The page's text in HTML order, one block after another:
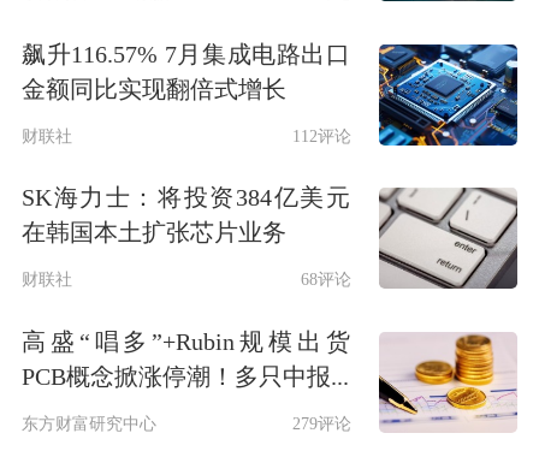
研。作为一家从事新型
电子
浆料的国内
正银领域领先企业，帝科股份在收购整
合江苏晶凯后，相比存储行业同行有哪
被机构关注。
帝科股份表示，前述收购完成后，公司
存储业务将成为行业内为数不多实现贯
穿DRAM芯片应用性开发设计、晶圆测
试分选、存储封装测试一体化布局且规
飙升116.57% 7月集成电路出口
金额同比实现翻倍式增长
财联社 112评论
SK海力士：将投资384亿美元
在韩国本土扩张芯片业务
财联社 68评论
高盛“唱多”+Rubin规模出货
PCB概念掀涨停潮！多只中报...
东方财富研究中心 279评论